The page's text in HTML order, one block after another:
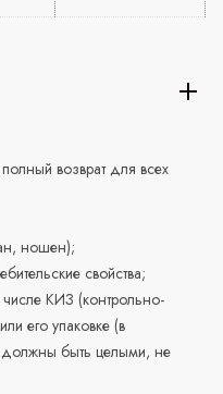
возврат для всех
ношен);
свойства;
КИЗ (контрольно-
его упаковке (в
должны быть целыми, не